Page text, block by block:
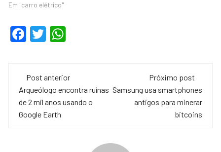
Em "carro elétrico"
F
e
b
o
T
er s
A
Navegação
de
post
Post anterior
Arqueólogo encontra ruínas
de 2 mil anos usando o
Google Earth
Próximo post
Samsung usa smartphones
antigos para minerar
bitcoins